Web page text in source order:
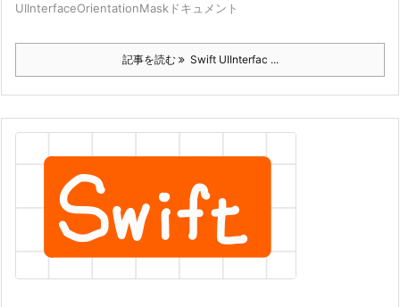
UIInterfaceOrientationMaskドキュメント
記事を読む Swift UIInterfac ...